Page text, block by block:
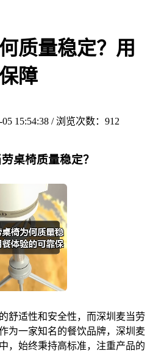
质量稳定？用
障
15:54:38 / 浏览次数： 912
桌椅质量稳定？
舒适性和安全性，而深圳麦当劳
为一家知名的餐饮品牌，深圳麦
，始终秉持高标准，注重产品的